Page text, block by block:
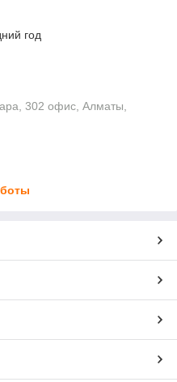
год
302 офис, Алматы,